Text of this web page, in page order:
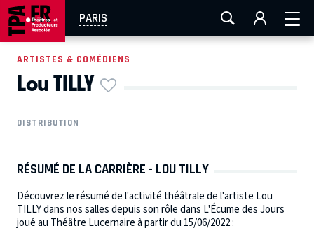
PARIS
AIX-MARSEILLE LA ROCHELLE
EN TOURNÉE
ARTISTES & COMÉDIENS
Lou TILLY
DISTRIBUTION
RÉSUMÉ DE LA CARRIÈRE - LOU TILLY
Découvrez le résumé de l'activité théâtrale de l'artiste Lou
TILLY dans nos salles depuis son rôle dans L'Écume des Jours
joué au Théâtre Lucernaire à partir du 15/06/2022 :